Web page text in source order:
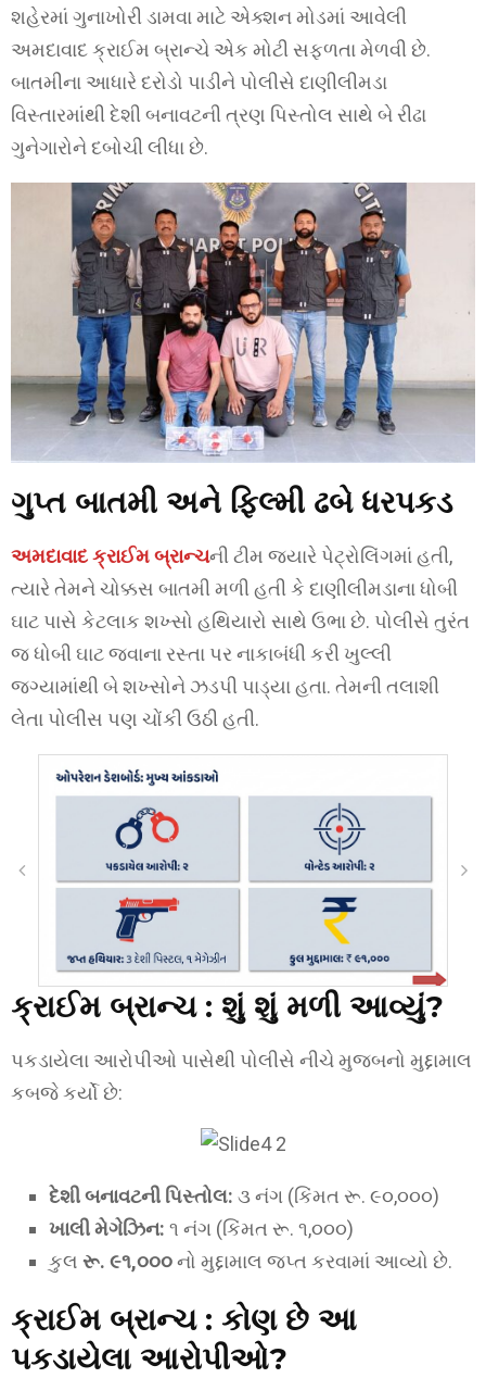
શહેરમાં ગુનાખોરી ડામવા માટે એક્શન મોડમાં આવેલી
અમદાવાદ ક્રાઈમ બ્રાન્ચે એક મોટી સફળતા મેળવી છે.
બાતમીના આધારે દરોડો પાડીને પોલીસે દાણીલીમડા
વિસ્તારમાંથી દેશી બનાવટની ત્રણ પિસ્તોલ સાથે બે રીઢા
ગુનેગારોને દબોચી લીધા છે.
ગુપ્ત બાતમી અને ફિલ્મી ઢબે ધરપકડ
અમદાવાદ ક્રાઈમ બ્રાન્ચની ટીમ જ્યારે પેટ્રોલિંગમાં હતી,
ત્યારે તેમને ચોક્કસ બાતમી મળી હતી કે દાણીલીમડાના ધોબી
ઘાટ પાસે કેટલાક શખ્સો હથિયારો સાથે ઉભા છે. પોલીસે તુરંત
જ ધોબી ઘાટ જવાના રસ્તા પર નાકાબંધી કરી ખુલ્લી
જગ્યામાંથી બે શખ્સોને ઝડપી પાડ્યા હતા. તેમની તલાશી
લેતા પોલીસ પણ ચોંકી ઉઠી હતી.
ક્રાઈમ બ્રાન્ચ : શું શું મળી આવ્યું?
પકડાયેલા આરોપીઓ પાસેથી પોલીસે નીચે મુજબનો મુદ્દામાલ
કબજે કર્યો છે:
દેશી બનાવટની પિસ્તોલ: ૩ નંગ (કિંમત રૂ. ૯૦,૦૦૦)
ખાલી મેગેઝિન: ૧ નંગ (કિંમત રૂ. ૧,૦૦૦)
કુલ રૂ. ૯૧,૦૦૦નો મુદ્દામાલ જપ્ત કરવામાં આવ્યો છે.
ક્રાઈમ બ્રાન્ચ : કોણ છે આ
પકડાયેલા આરોપીઓ?